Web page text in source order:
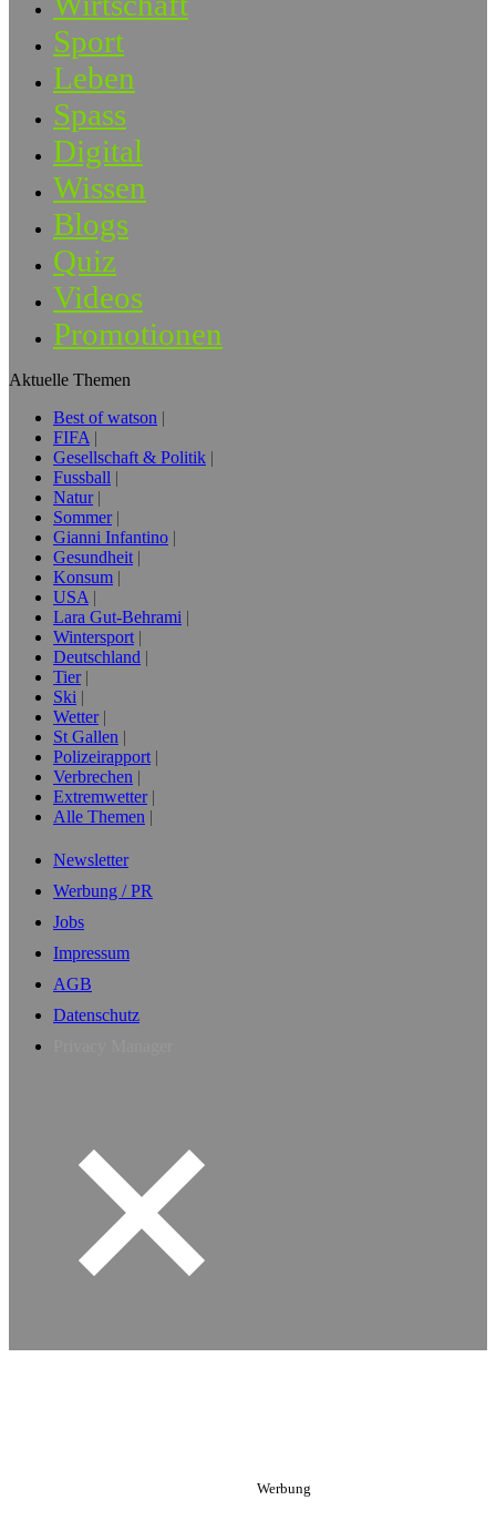
Sport
Leben
Spass
Digital
Wissen
Blogs
Quiz
Videos
Promotionen
Aktuelle Themen
Best of watson
FIFA
Gesellschaft & Politik
Fussball
Natur
Sommer
Gianni Infantino
Gesundheit
Konsum
USA
Lara Gut-Behrami
Wintersport
Deutschland
Tier
Ski
Wetter
St Gallen
Polizeirapport
Verbrechen
Extremwetter
Alle Themen
Newsletter
Werbung / PR
Jobs
Impressum
AGB
Datenschutz